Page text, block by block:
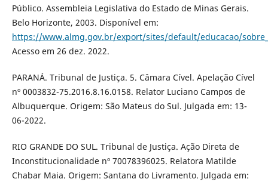
Público. Assembleia Legislativa do Estado de Minas Gerais.
Belo Horizonte, 2003. Disponível em:
https://www.almg.gov.br/export/sites/default/educacao/
Acesso em 26 dez. 2022.
PARANÁ. Tribunal de Justiça. 5. Câmara Cível. Apelação Cível
nº 0003832-75.2016.8.16.0158. Relator Luciano Campos de
Albuquerque. Origem: São Mateus do Sul. Julgada em: 13-
06-2022.
RIO GRANDE DO SUL. Tribunal de Justiça. Ação Direta de
Inconstitucionalidade nº 70078396025. Relatora Matilde
Chabar Maia. Origem: Santana do Livramento. Julgada em: